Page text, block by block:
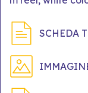
SCHEDA